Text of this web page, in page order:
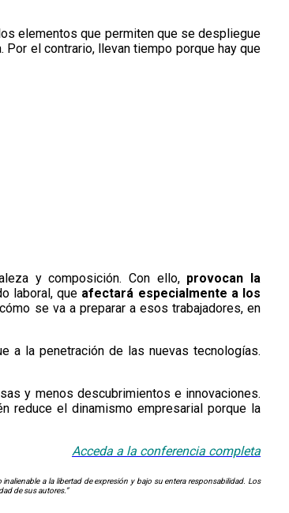
elementos que permiten que se despliegue
el contrario, llevan tiempo porque hay que
y composición. Con ello, provocan la
laboral, que afectará especialmente a los
se va a preparar a esos trabajadores, en
a la penetración de las nuevas tecnologías.
y menos descubrimientos e innovaciones.
reduce el dinamismo empresarial porque la
Acceda a la conferencia completa
a la libertad de expresión y bajo su entera responsabilidad. Los
de sus autores.”